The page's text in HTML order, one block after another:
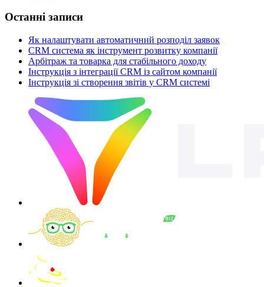
Останні записи
Як налаштувати автоматичний розподіл заявок
CRM система як інструмент розвитку компанії
Арбітраж та товарка для стабільного доходу
Інструкція з інтеграції CRM із сайтом компанії
Інструкція зі створення звітів у CRM системі